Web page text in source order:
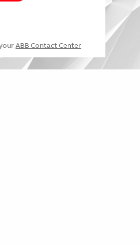
ABB Contact Center